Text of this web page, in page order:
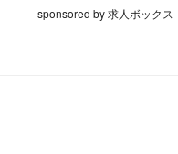
sponsored by 求人ボックス